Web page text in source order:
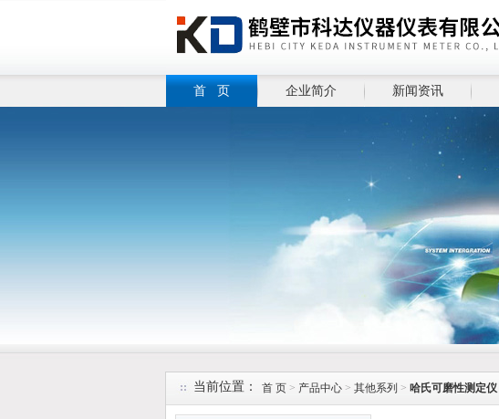
首 页 企业简介 新闻资讯
当前位置： 首 页 > 产品中心 > 其他系列 > 哈氏可磨性测定仪